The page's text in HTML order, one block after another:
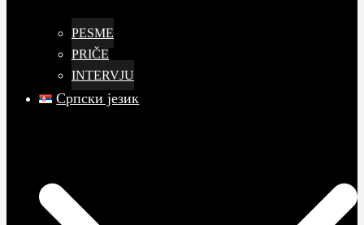
PESME
PRIČE
INTERVJU
Српски језик